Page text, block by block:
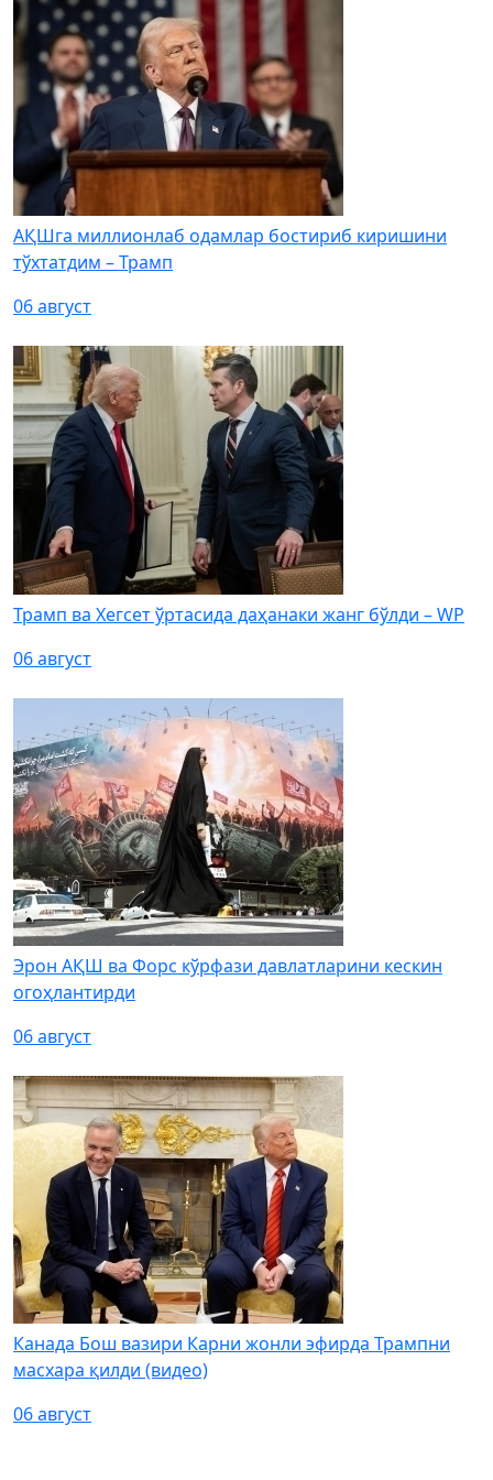
АҚШга миллионлаб одамлар бостириб киришини
тўхтатдим – Трамп
06 август
Трамп ва Хегсет ўртасида даҳанаки жанг бўлди – WP
06 август
Эрон АҚШ ва Форс кўрфази давлатларини кескин
огоҳлантирди
06 август
Канада Бош вазири Карни жонли эфирда Трампни
масхара қилди (видео)
06 август